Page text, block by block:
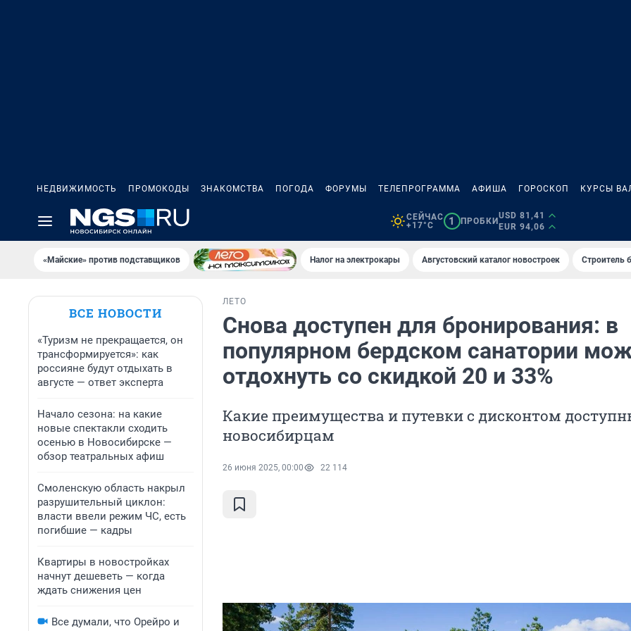
НЕДВИЖИМОСТЬ ПРОМОКОДЫ ЗНАКОМСТВА ПОГОДА ФОРУМЫ ТЕЛЕПРОГРАММА АФИША ГОРОСКОП КУРСЫ
СЕЙЧАС
+17°C
1 ПРОБКИ
USD 81,41
EUR 94,06
«Майские» против подставщиков Налог на электрокары Августовский каталог новостроек Строитель
ВСЕ НОВОСТИ
«Туризм не прекращается, он
трансформируется»: как
россияне будут отдыхать в
августе — ответ эксперта
Начало сезона: на какие
новые спектакли сходить
осенью в Новосибирске —
обзор театральных афиш
Смоленскую область накрыл
разрушительный циклон:
власти ввели режим ЧС, есть
погибшие — кадры
Квартиры в новостройках
начнут дешеветь — когда
ждать снижения цен
Все думали, что Орейро и
ЛЕТО
Снова доступен для бронирования: в
популярном бердском санатории
отдохнуть со скидкой 20 и 33%
Какие преимущества и путевки с дисконтом
новосибирцам
26 июня 2025, 00:00 22 114